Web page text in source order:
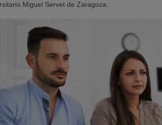
Miguel Servet de Zaragoza.